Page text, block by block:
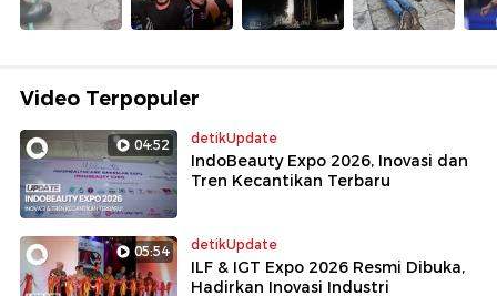
Video Terpopuler
04:52 detikUpdate
IndoBeauty Expo 2026, Inovasi dan
Tren Kecantikan Terbaru
05:54 detikUpdate
ILF & IGT Expo 2026 Resmi Dibuka,
Hadirkan Inovasi Industri